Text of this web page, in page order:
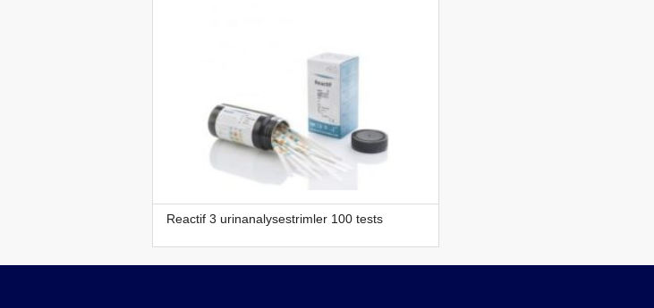
Reactif 3 urinanalysestrimler 100 tests